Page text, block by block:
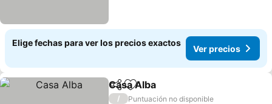
Elige fechas para ver los precios exactos
Ver precios
CompartirAgregar a favoritos
Casa Alba
/
Puntuación no disponible